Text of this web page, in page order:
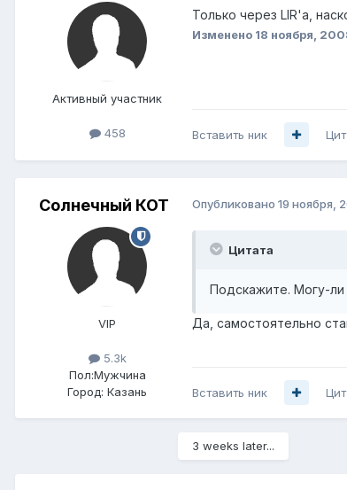
Активный участник
458
Только через LIR'а,
Изменено 18 ноября,
Вставить ник
Солнечный КОТ
VIP
5.3k
Пол:Мужчина
Город: Казань
Опубликовано 19 ноября,
Цитата
Подскажите. Могу-ли
Да, самостоятельно
Вставить ник
3 weeks later...